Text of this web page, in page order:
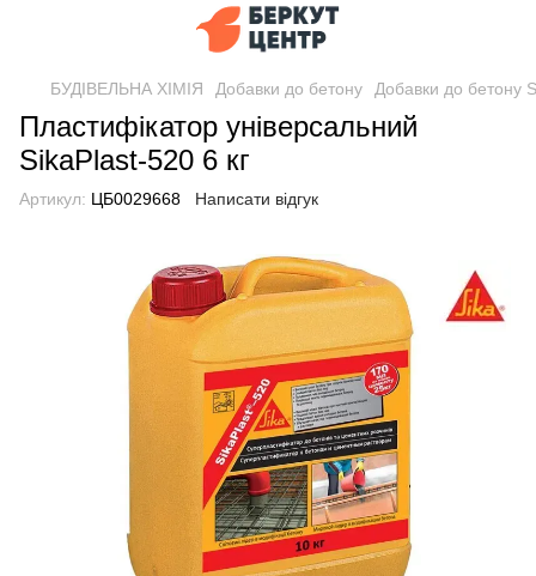
БУДІВЕЛЬНА ХІМІЯ Добавки до бетону Добавки до бетону
Пластифікатор універсальний
SikaPlast-520 6 кг
Артикул: ЦБ0029668 Написати відгук